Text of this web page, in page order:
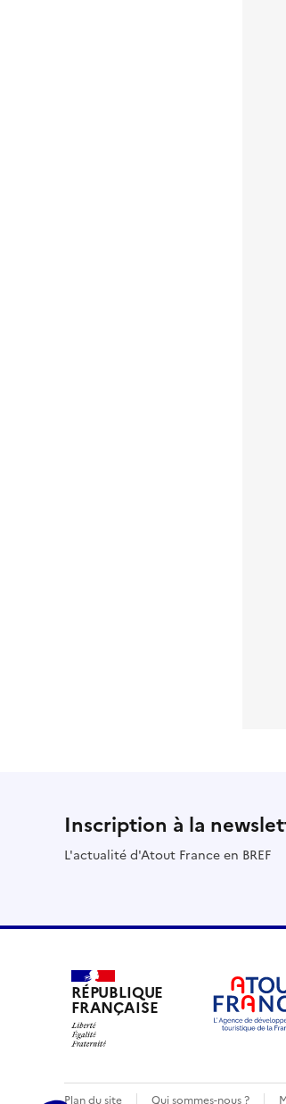
Inscription à la
L'actualité d'Atout France en BREF
RÉPUBLIQUE
FRANÇAISE
Plan du site Qui sommes-nous ?